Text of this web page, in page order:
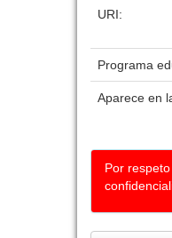
URI:
Programa
Aparece en
Por